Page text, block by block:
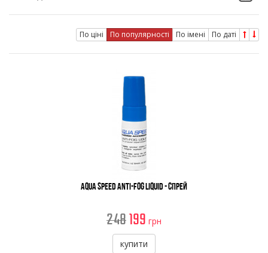
По ціні По популярності По імені По даті
Aqua Speed Anti-Fog Liquid - Cпрей
248199 грн
купити